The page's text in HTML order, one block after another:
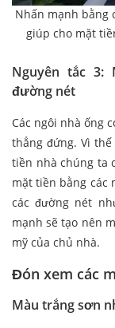
Nhấn mạnh bằng
giúp cho mặt
Nguyên tắc 3:
đường nét
Các ngôi nhà ống
thẳng đứng. Vì
tiền nhà chúng ta
mặt tiền bằng các
các đường nét
mạnh sẽ tạo nên
mỹ của chủ nhà.
Đón xem các
Màu trắng sơn